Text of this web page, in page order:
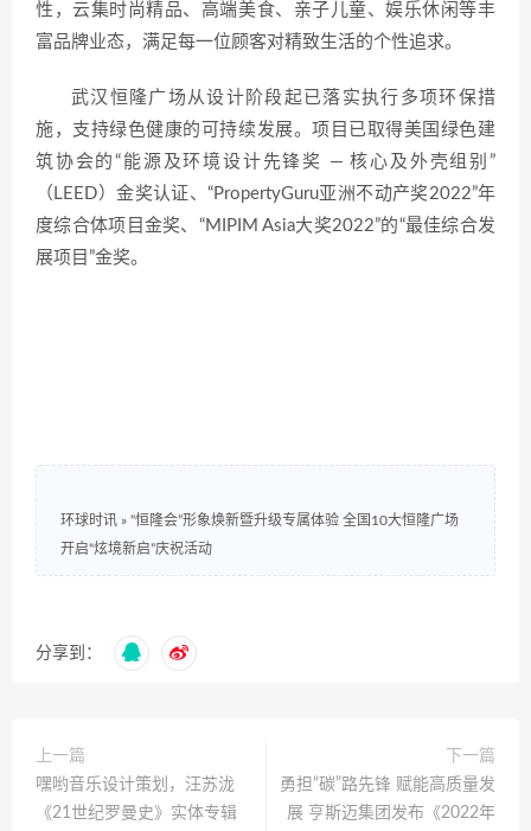
性，云集时尚精品、高端美食、亲子儿童、娱乐休闲等丰
富品牌业态，满足每一位顾客对精致生活的个性追求。
武汉恒隆广场从设计阶段起已落实执行多项环保措
施，支持绿色健康的可持续发展。项目已取得美国绿色建
筑协会的“能源及环境设计先锋奖 — 核心及外壳组别”
（LEED）金奖认证、“PropertyGuru亚洲不动产奖2022”年
度综合体项目金奖、“MIPIM Asia大奖2022”的“最佳综合发
展项目”金奖。
环球时讯 » “恒隆会”形象焕新暨升级专属体验 全国10大恒隆广场
开启“炫境新启”庆祝活动
分享到：
上一篇
嘿哟音乐设计策划，汪苏泷
《21世纪罗曼史》实体专辑
下一篇
勇担“碳”路先锋 赋能高质量发
展 亨斯迈集团发布《2022年